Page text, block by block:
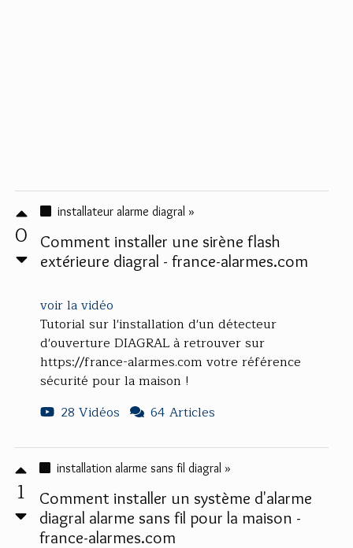
0
installateur alarme diagral »
Comment installer une sirène flash
extérieure diagral - france-alarmes.com
voir la vidéo
Tutorial sur l'installation d'un détecteur
d'ouverture DIAGRAL à retrouver sur
https://france-alarmes.com votre référence
sécurité pour la maison !
28 Vidéos
64 Articles
1
installation alarme sans fil diagral »
Comment installer un système d'alarme
diagral alarme sans fil pour la maison -
france-alarmes.com